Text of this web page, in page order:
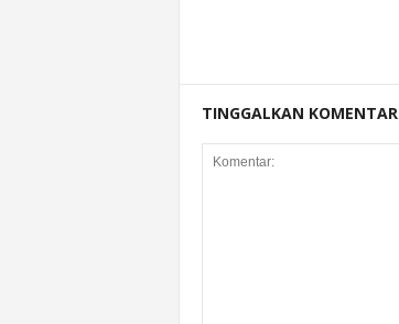
TINGGALKAN KOMENTAR